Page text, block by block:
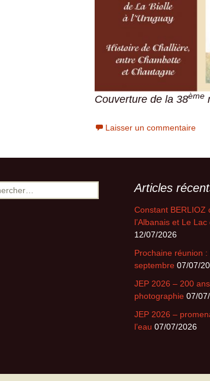
Couverture de la 38ème
Laisser un commentaire
: Articles
Constant BERLIOZ
l’Albanais et Le Lac
12/07/2026
Prochaine réunion :
septembre 07/07/
JEP 2026 – 200
photographie 07/
JEP 2026 –
l’eau 07/07/2026